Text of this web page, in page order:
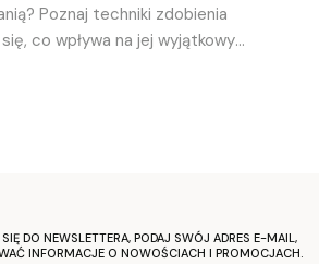
Poznaj techniki zdobienia
co wpływa na jej wyjątkowy
DO NEWSLETTERA, PODAJ SWÓJ ADRES E-MAIL,
INFORMACJE O NOWOŚCIACH I PROMOCJACH.